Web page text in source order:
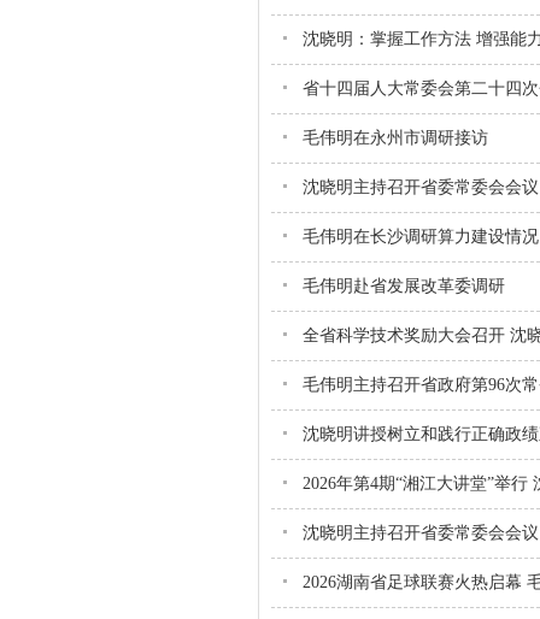
沈晓明：掌握工作方法 增强能
省十四届人大常委会第二十四
毛伟明在永州市调研接访
沈晓明主持召开省委常委会会议
毛伟明在长沙调研算力建设情况
毛伟明赴省发展改革委调研
全省科学技术奖励大会召开 沈
毛伟明主持召开省政府第96次
沈晓明讲授树立和践行正确政
2026年第4期“湘江大讲堂”举行
沈晓明主持召开省委常委会会议
2026湖南省足球联赛火热启幕